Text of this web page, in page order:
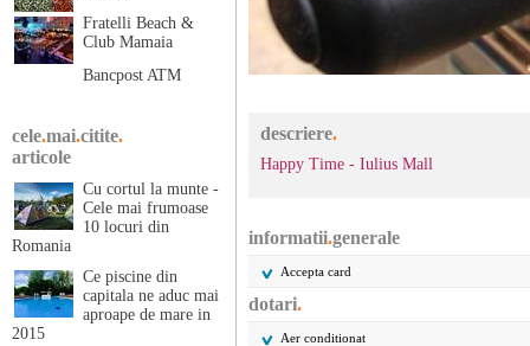
descriere.
Happy Time - Iulius Mall
informatii.generale
Accepta card
dotari.
Aer conditionat
Fratelli Beach &
Club Mamaia
Bancpost ATM
cele.mai.citite.
articole
Cu cortul la munte -
Cele mai frumoase
10 locuri din
Romania
Ce piscine din
capitala ne aduc mai
aproape de mare in
2015